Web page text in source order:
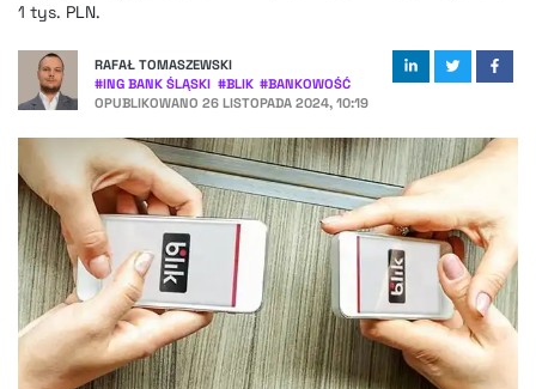
1 tys. PLN.
RAFAŁ TOMASZEWSKI
#ING BANK ŚLĄSKI #BLIK #BANKOWOŚĆ
OPUBLIKOWANO 26 LISTOPADA 2024, 10:19